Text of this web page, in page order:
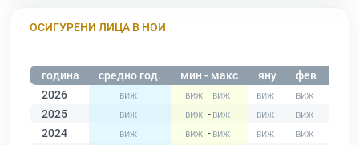
ОСИГУРЕНИ ЛИЦА В НОИ
година средно год. мин - макс яну фев
2026
-
2025
-
2024
-